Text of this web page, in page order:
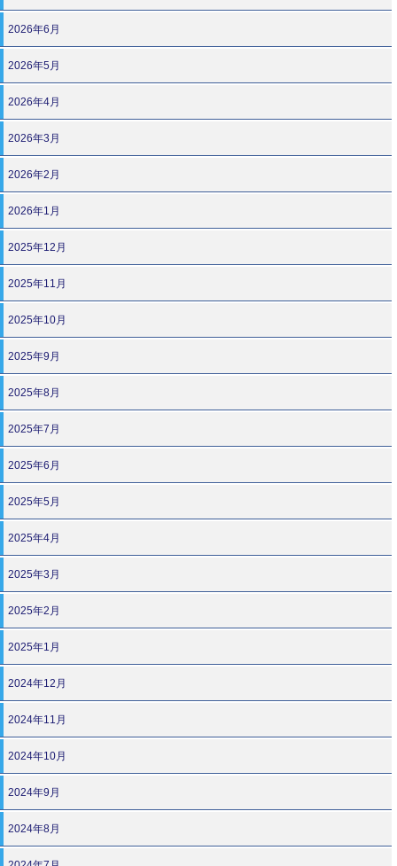
2026年6月
2026年5月
2026年4月
2026年3月
2026年2月
2026年1月
2025年12月
2025年11月
2025年10月
2025年9月
2025年8月
2025年7月
2025年6月
2025年5月
2025年4月
2025年3月
2025年2月
2025年1月
2024年12月
2024年11月
2024年10月
2024年9月
2024年8月